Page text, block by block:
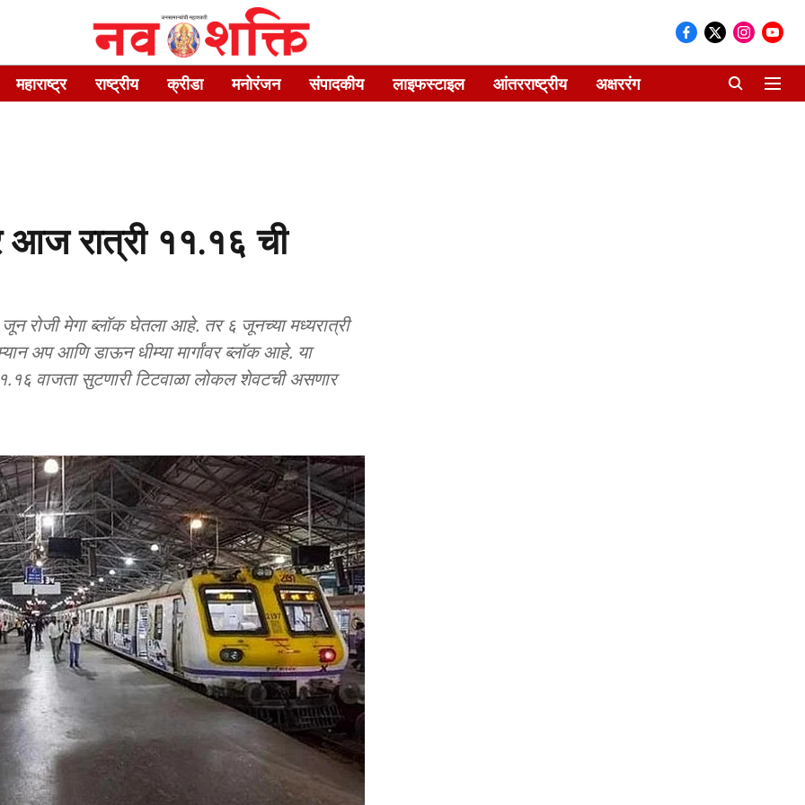
महाराष्ट्र राष्ट्रीय क्रीडा मनोरंजन संपादकीय लाइफस्टाइल आंतरराष्ट्रीय अक्षररंग
रात्री ११.१६ ची
७ जून रोजी मेगा ब्लॉक घेतला आहे. तर ६ जूनच्या मध्यरात्री
अप आणि डाऊन धीम्या मार्गांवर ब्लॉक आहे. या
वाजता सुटणारी टिटवाळा लोकल शेवटची असणार